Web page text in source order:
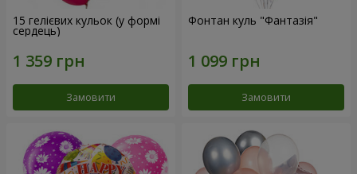
15 гелієвих кульок (у формі
сердець)
Замовити
Фонтан куль "Фантазія"
Замовити